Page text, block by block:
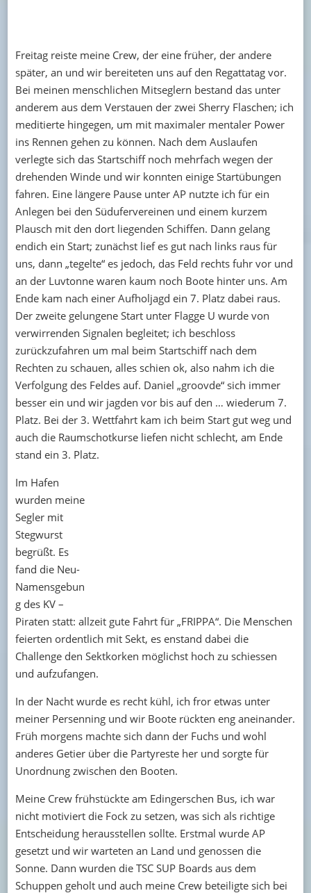
Freitag reiste meine Crew, der eine früher, der andere
später, an und wir bereiteten uns auf den Regattatag vor.
Bei meinen menschlichen Mitseglern bestand das unter
anderem aus dem Verstauen der zwei Sherry Flaschen; ich
meditierte hingegen, um mit maximaler mentaler Power
ins Rennen gehen zu können. Nach dem Auslaufen
verlegte sich das Startschiff noch mehrfach wegen der
drehenden Winde und wir konnten einige Startübungen
fahren. Eine längere Pause unter AP nutzte ich für ein
Anlegen bei den Südufervereinen und einem kurzem
Plausch mit den dort liegenden Schiffen. Dann gelang
endich ein Start; zunächst lief es gut nach links raus für
uns, dann „tegelte“ es jedoch, das Feld rechts fuhr vor und
an der Luvtonne waren kaum noch Boote hinter uns. Am
Ende kam nach einer Aufholjagd ein 7. Platz dabei raus.
Der zweite gelungene Start unter Flagge U wurde von
verwirrenden Signalen begleitet; ich beschloss
zurückzufahren um mal beim Startschiff nach dem
Rechten zu schauen, alles schien ok, also nahm ich die
Verfolgung des Feldes auf. Daniel „groovde“ sich immer
besser ein und wir jagden vor bis auf den … wiederum 7.
Platz. Bei der 3. Wettfahrt kam ich beim Start gut weg und
auch die Raumschotkurse liefen nicht schlecht, am Ende
stand ein 3. Platz.
Im Hafen
wurden meine
Segler mit
Stegwurst
begrüßt. Es
fand die Neu-
Namensgebun
g des KV –
Piraten statt: allzeit gute Fahrt für „FRIPPA“. Die Menschen
feierten ordentlich mit Sekt, es enstand dabei die
Challenge den Sektkorken möglichst hoch zu schiessen
und aufzufangen.
In der Nacht wurde es recht kühl, ich fror etwas unter
meiner Persenning und wir Boote rückten eng aneinander.
Früh morgens machte sich dann der Fuchs und wohl
anderes Getier über die Partyreste her und sorgte für
Unordnung zwischen den Booten.
Meine Crew frühstückte am Edingerschen Bus, ich war
nicht motiviert die Fock zu setzen, was sich als richtige
Entscheidung herausstellen sollte. Erstmal wurde AP
gesetzt und wir warteten an Land und genossen die
Sonne. Dann wurden die TSC SUP Boards aus dem
Schuppen geholt und auch meine Crew beteiligte sich bei